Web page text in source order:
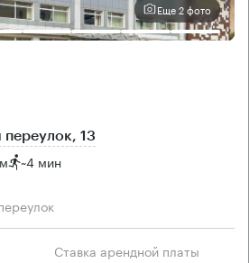
Еще 2 фото
13
~4 мин
Ставка арендной платы